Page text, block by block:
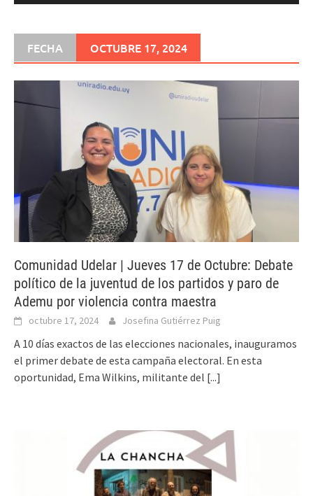
FECHA OCTUBRE 17, 2024
Comunidad Udelar | Jueves 17 de Octubre: Debate
político de la juventud de los partidos y paro de
Ademu por violencia contra maestra
octubre 17, 2024 Josefina Gutiérrez Puig
A 10 días exactos de las elecciones nacionales, inauguramos
el primer debate de esta campaña electoral. En esta
oportunidad, Ema Wilkins, militante del [...]